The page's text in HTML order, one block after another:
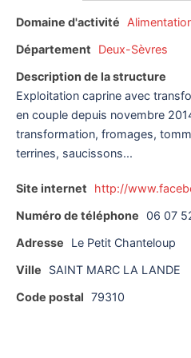
Domaine d'activité
Département
Deux-Sèvres
Description de la structure
Exploitation caprine avec
en couple depuis novembre
transformation, fromages,
terrines, saucissons...
Site internet
http://
Numéro de téléphone 06 07
Adresse
Le Petit Chanteloup
Ville
SAINT MARC LA LANDE
Code postal 79310